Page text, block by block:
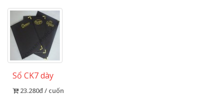
Sổ CK7 dày
23.280đ / cuốn